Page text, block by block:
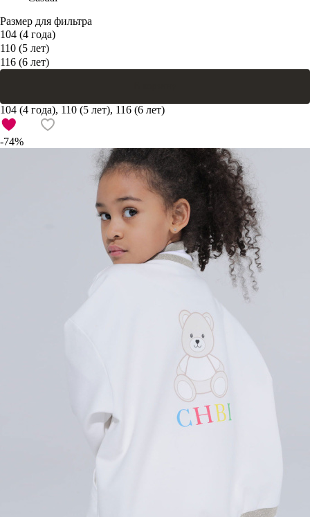
Размер для фильтра
104 (4 года)
110 (5 лет)
116 (6 лет)
104 (4 года), 110 (5 лет), 116 (6 лет)
-74%